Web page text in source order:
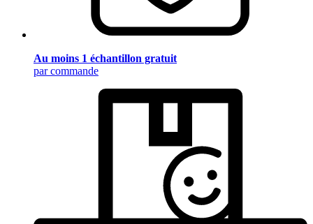
Au moins 1 échantillon gratuit
par commande